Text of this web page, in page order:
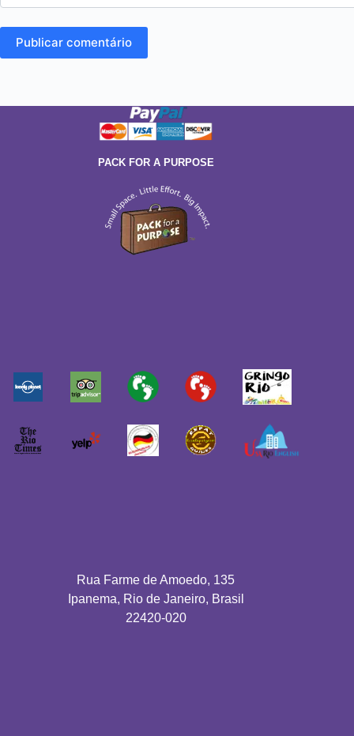
Publicar comentário
PACK FOR A PURPOSE
Rua Farme de Amoedo, 135
Ipanema, Rio de Janeiro, Brasil
22420-020